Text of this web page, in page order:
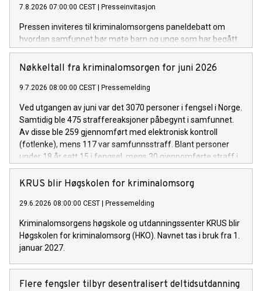
7.8.2026 07:00:00 CEST | Presseinvitasjon
Pressen inviteres til kriminalomsorgens paneldebatt om
hvordan samfunnet bør møte barn og unge som har begått
alvorlig og gjentatt kriminalitet, basert på flere aktuelle saker
fra den senere tid.
Nøkkeltall fra kriminalomsorgen for juni 2026
9.7.2026 08:00:00 CEST | Pressemelding
Ved utgangen av juni var det 3070 personer i fengsel i Norge.
Samtidig ble 475 straffereaksjoner påbegynt i samfunnet.
Av disse ble 259 gjennomført med elektronisk kontroll
(fotlenke), mens 117 var samfunnsstraff. Blant personer
under 18 år satt 15 i fengsel, mens 30 gjennomførte straff i
samfunnet.
KRUS blir Høgskolen for kriminalomsorg
29.6.2026 08:00:00 CEST | Pressemelding
Kriminalomsorgens høgskole og utdanningssenter KRUS blir
Høgskolen for kriminalomsorg (HKO). Navnet tas i bruk fra 1.
januar 2027.
Flere fengsler tilbyr desentralisert deltidsutdanning